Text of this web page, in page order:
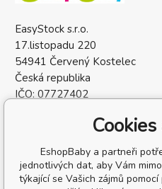
EasyStock s.r.o.
17.listopadu 220
54941 Červený Kostelec
Česká republika
IČO: 07727402
Cookies
EshopBaby a partneři
jednotlivých dat, aby Vám
týkající se Vašich zájmů